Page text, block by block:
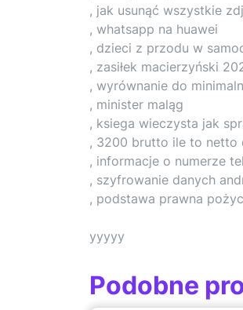
, jak usunąć wszystkie
, whatsapp na huawei
, dzieci z przodu w
, zasiłek macierzyński
, wyrównanie do
, minister maląg
, ksiega wieczysta jak
, 3200 brutto ile to netto
, informacje o numerze
, szyfrowanie danych
, podstawa prawna
yyyyy
Podobne